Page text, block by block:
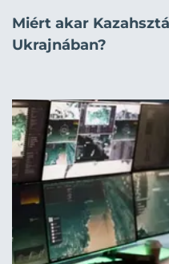
Miért akar
Ukrajnában?